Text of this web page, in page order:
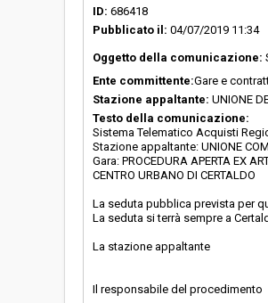
ID: 686418
Pubblicato il: 04/07/2019 11:34
Oggetto della comunicazione:
Ente committente:Gare e
Stazione appaltante: UNIONE
Testo della comunicazione:
Sistema Telematico Acquisti
Stazione appaltante: UNIONE
Gara: PROCEDURA APERTA EX
CENTRO URBANO DI CERTALDO
La seduta pubblica prevista per
La seduta si terrà sempre a
La stazione appaltante
Il responsabile del procedimento